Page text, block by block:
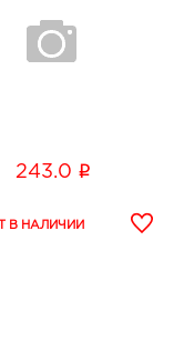
243.0 i